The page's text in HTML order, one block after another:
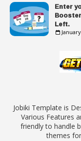
Enter
Left.
Jobiki Template is
Various Features
friendly to handle
themes